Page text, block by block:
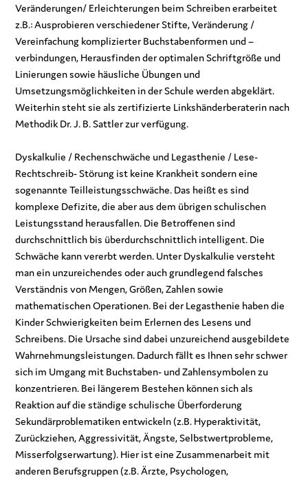
Veränderungen/ Erleichterungen beim Schreiben erarbeitet
z.B.: Ausprobieren verschiedener Stifte, Veränderung /
Vereinfachung komplizierter Buchstabenformen und –
verbindungen, Herausfinden der optimalen Schriftgröße und
Linierungen sowie häusliche Übungen und
Umsetzungsmöglichkeiten in der Schule werden abgeklärt.
Weiterhin steht sie als zertifizierte Linkshänderberaterin nach
Methodik Dr. J. B. Sattler zur verfügung.
Dyskalkulie / Rechenschwäche und Legasthenie / Lese-
Rechtschreib- Störung ist keine Krankheit sondern eine
sogenannte Teilleistungsschwäche. Das heißt es sind
komplexe Defizite, die aber aus dem übrigen schulischen
Leistungsstand herausfallen. Die Betroffenen sind
durchschnittlich bis überdurchschnittlich intelligent. Die
Schwäche kann vererbt werden. Unter Dyskalkulie versteht
man ein unzureichendes oder auch grundlegend falsches
Verständnis von Mengen, Größen, Zahlen sowie
mathematischen Operationen. Bei der Legasthenie haben die
Kinder Schwierigkeiten beim Erlernen des Lesens und
Schreibens. Die Ursache sind dabei unzureichend ausgebildete
Wahrnehmungsleistungen. Dadurch fällt es Ihnen sehr schwer
sich im Umgang mit Buchstaben- und Zahlensymbolen zu
konzentrieren. Bei längerem Bestehen können sich als
Reaktion auf die ständige schulische Überforderung
Sekundärproblematiken entwickeln (z.B. Hyperaktivität,
Zurückziehen, Aggressivität, Ängste, Selbstwertprobleme,
Misserfolgserwartung). Hier ist eine Zusammenarbeit mit
anderen Berufsgruppen (z.B. Ärzte, Psychologen,